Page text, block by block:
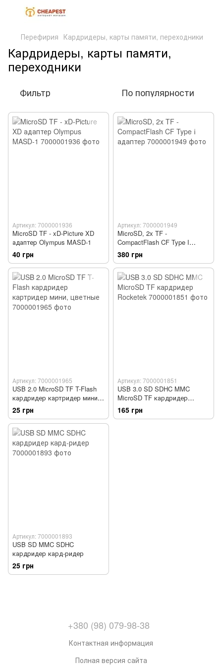
Перефирия Кардридеры, карты памяти, переходники
Кардридеры, карты памяти,
переходники
Фильтр По популярности
Артикул: 7000001936
MicroSD TF - xD-Picture XD
адаптер Olympus MASD-1
40 грн
Артикул: 7000001949
MicroSD, 2x TF -
CompactFlash CF Type I
адаптер
380 грн
Артикул: 7000001965
USB 2.0 MicroSD TF T-Flash
кардридер картридер мини,
цветные
25 грн
Артикул: 7000001851
USB 3.0 SD SDHC MMC
MicroSD TF кардридер
Rocketek
165 грн
Артикул: 7000001893
USB SD MMC SDHC
кардридер кард-ридер
25 грн
+380 (98) 079-98-38
Контактная информация
Полная версия сайта